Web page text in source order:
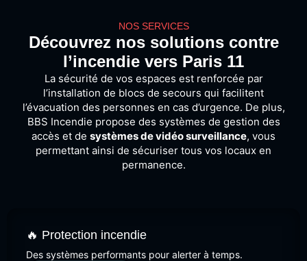
NOS SERVICES
Découvrez nos solutions contre
l’incendie vers Paris 11
La sécurité de vos espaces est renforcée par
l’installation de blocs de secours qui facilitent
l’évacuation des personnes en cas d’urgence. De plus,
BBS Incendie propose des systèmes de gestion des
accès et de systèmes de vidéo surveillance, vous
permettant ainsi de sécuriser tous vos locaux en
permanence.
🔥 Protection incendie
Des systèmes performants pour alerter à temps.